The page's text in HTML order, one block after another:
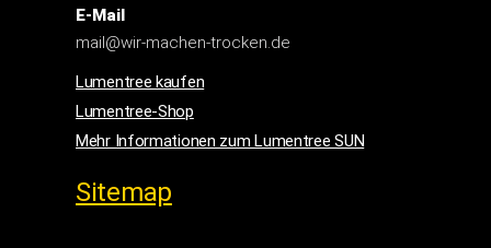
E-Mail
mail@wir-machen-trocken.de
Lumentree kaufen
Lumentree-Shop
Mehr Informationen zum Lumentree SUN
Sitemap